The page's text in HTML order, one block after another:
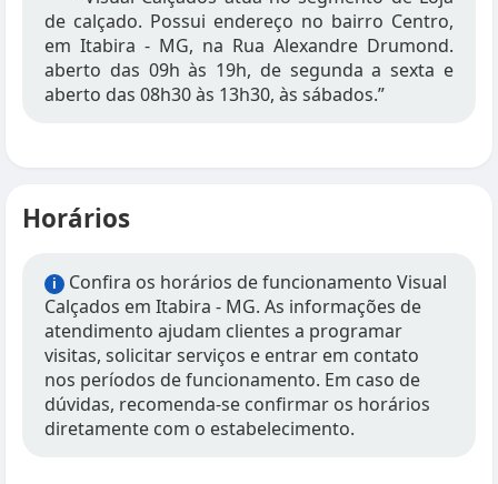
de calçado. Possui endereço no bairro Centro,
em Itabira - MG, na Rua Alexandre Drumond.
aberto das 09h às 19h, de segunda a sexta e
aberto das 08h30 às 13h30, às sábados.”
Horários
i
Confira os horários de funcionamento Visual
Calçados em Itabira - MG. As informações de
atendimento ajudam clientes a programar
visitas, solicitar serviços e entrar em contato
nos períodos de funcionamento. Em caso de
dúvidas, recomenda-se confirmar os horários
diretamente com o estabelecimento.